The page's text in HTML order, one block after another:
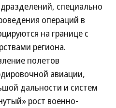
специально
операций в
на границе с
региона.
полетов
авиации,
дальности и систем
рост военно-